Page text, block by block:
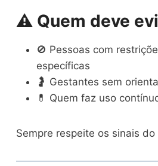
⚠️ Quem deve
🚫 Pessoas com
específicas
🤰 Gestantes sem
💊 Quem faz uso
Sempre respeite os sinais do